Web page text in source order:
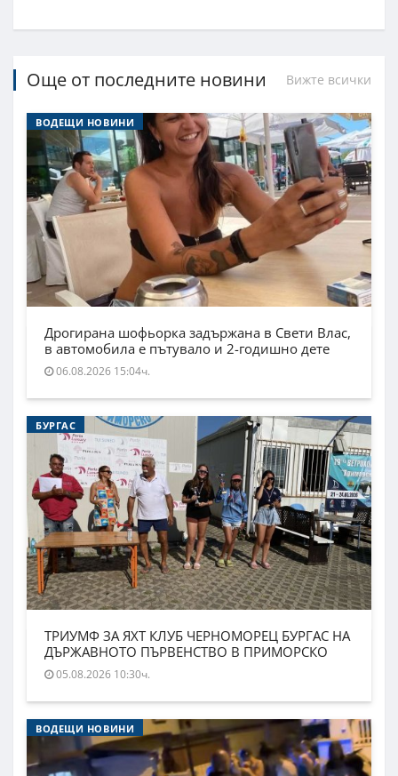
Още от последните новини Вижте всички
ВОДЕЩИ НОВИНИ
Дрогирана шофьорка задържана в Свети Влас,
в автомобила е пътувало и 2-годишно дете
06.08.2026 15:04ч.
БУРГАС
ТРИУМФ ЗА ЯХТ КЛУБ ЧЕРНОМОРЕЦ БУРГАС НА
ДЪРЖАВНОТО ПЪРВЕНСТВО В ПРИМОРСКО
05.08.2026 10:30ч.
ВОДЕЩИ НОВИНИ